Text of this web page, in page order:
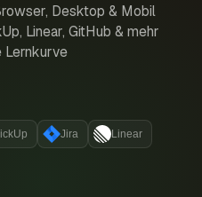
Desktop & Mobil
Linear, GitHub & mehr
Lernkurve
Jira Linear